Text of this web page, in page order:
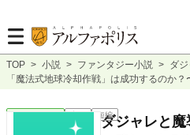
TOP > 小説 > ファンタジー小説 > ダ
「魔法式地球冷却作戦」は成功するのか？
ファンタジー 完結 短編
ダジャレと